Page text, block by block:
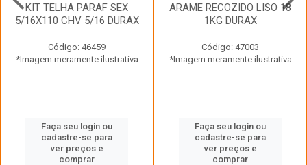
KIT TELHA PARAF SEX
5/16X110 CHV 5/16 DURAX
Código: 46459
*Imagem meramente ilustrativa
Faça seu login ou
cadastre-se para
ver preços e
comprar
ARAME RECOZIDO LISO 18
1KG DURAX
Código: 47003
*Imagem meramente ilustrativa
Faça seu login ou
cadastre-se para
ver preços e
comprar